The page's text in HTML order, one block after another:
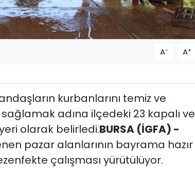
A- A+
kurbanlarını temiz ve
adına ilçedeki 23 kapalı ve
olarak belirledi.BURSA (İGFA) -
pazar alanlarının bayrama hazır
çalışması yürütülüyor.